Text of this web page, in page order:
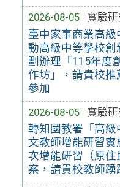
2026-08-05
實驗研
臺中家事商業高
動高級中等學校創
劃辦理「115年度
作坊」，請貴校推
參加
2026-08-05
實驗研
轉知國教署「高級
文教師增能研習
次增能研習（原住
案，請貴校教師踴